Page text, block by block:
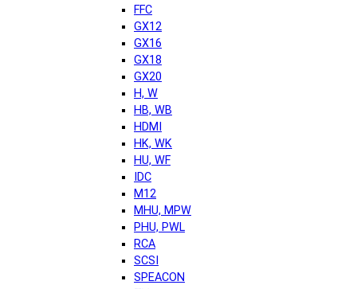
FFC
GX12
GX16
GX18
GX20
H, W
HB, WB
HDMI
HK, WK
HU, WF
IDC
M12
MHU, MPW
PHU, PWL
RCA
SCSI
SPEACON